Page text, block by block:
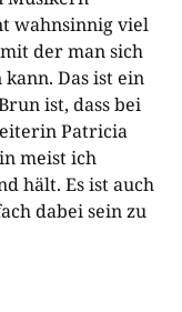
wahnsinnig viel
der man sich
Das ist ein
ist, dass bei
Patricia
meist ich
hält. Es ist auch
dabei sein zu